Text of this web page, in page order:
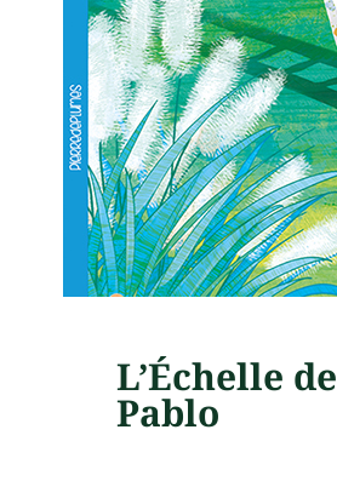
L’Échelle de
Pablo